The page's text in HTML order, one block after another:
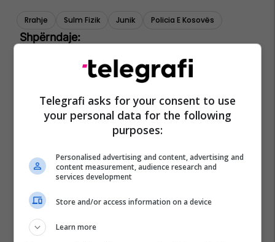
Rrahje Sulm Fizik Junik Policia E Kosovës
Telegrafi asks for your consent to use
your personal data for the following
purposes:
Personalised advertising and content, advertising and
content measurement, audience research and
services development
Store and/or access information on a device
Learn more